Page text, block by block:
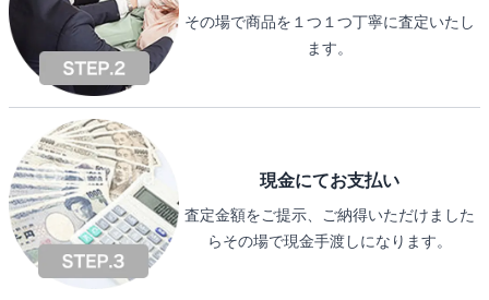
その場で商品を１つ１つ丁寧に査定いたし
ます。
現金にてお支払い
査定金額をご提示、ご納得いただけました
らその場で現金手渡しになります。